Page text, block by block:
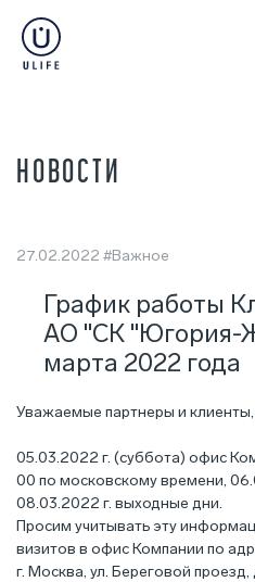
НОВОСТИ
27.02.2022 #Важное
График работы
АО "СК "Югория-
марта 2022 года
Уважаемые партнеры и клиенты,
05.03.2022 г. (суббота) офис
00 по московскому времени,
08.03.2022 г. выходные дни.
Просим учитывать эту
визитов в офис Компании по
г. Москва, ул. Береговой